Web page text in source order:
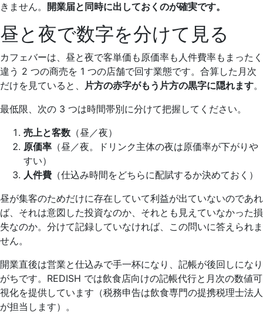
きません。 開業届と同時に出しておくのが確実です。
昼と夜で数字を分けて見る
カフェバーは、昼と夜で客単価も原価率も人件費率もまったく
違う 2 つの商売を 1 つの店舗で回す業態です。合算した月次
だけを見ていると、 片方の赤字がもう片方の黒字に隠れます。
最低限、次の 3 つは時間帯別に分けて把握してください。
売上と客数 （昼／夜）
原価率 （昼／夜。ドリンク主体の夜は原価率が下がりや
すい）
人件費 （仕込み時間をどちらに配賦するか決めておく）
昼が集客のためだけに存在していて利益が出ていないのであれ
ば、それは意図した投資なのか、それとも見えていなかった損
失なのか。分けて記録していなければ、この問いに答えられま
せん。
開業直後は営業と仕込みで手一杯になり、記帳が後回しになり
がちです。REDISH では飲食店向けの記帳代行と月次の数値可
視化を提供しています（税務申告は飲食専門の提携税理士法人
が担当します）。